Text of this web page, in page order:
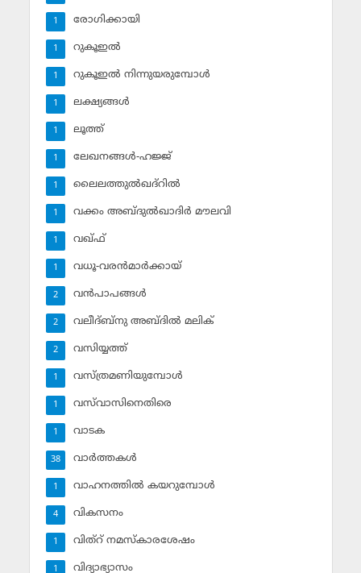
രോഗിക്കായി
1
റുകൂഇല്‍
1
റുകൂഇല്‍ നിന്നുയരുമ്പോള്‍
1
ലക്ഷ്യങ്ങള്‍
1
ലൂത്ത്‌
1
ലേഖനങ്ങള്‍-ഹജ്ജ്‌
1
ലൈലത്തുല്‍ഖദ്‌റില്‍
1
വക്കം അബ്ദുല്‍ഖാദിര്‍ മൗലവി
1
വഖ്ഫ്
1
വധൂ-വരന്‍മാര്‍ക്കായ്
1
വന്‍പാപങ്ങള്‍
2
വലീദ്ബ്‌നു അബ്ദില്‍ മലിക്‌
2
വസിയ്യത്ത്‌
2
വസ്ത്രമണിയുമ്പോള്‍
1
വസ്‌വാസിനെതിരെ
1
വാടക
1
വാര്‍ത്തകള്‍
38
വാഹനത്തില്‍ കയറുമ്പോള്‍
1
വികസനം
4
വിത്‌റ് നമസ്‌കാരശേഷം
1
വിദ്യാഭ്യാസം
1